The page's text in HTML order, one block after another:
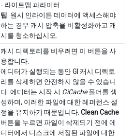
- 라이트맵 파라미터
팁: 원시 인라이튼 데이터에 액세스해야
하는 경우 캐시 압축을 비활성화하고 캐
시를 청소하십시오.
캐시 디렉토리를 비우려면 이 버튼을 사
용합니다.
에디터가 실행되는 동안 GI 캐시 디렉토
리를 삭제하면 안전하지 않을 수 있습니
다. 에디터는 시작 시 GiCache폴더를 생
성하며, 이러한 파일에 대한 레퍼런스 설
정을 유지하기 때문입니다. Clean Cache
버튼을 누르면 파일이 삭제되기 전에 에
디터에서 디스크에 저장된 파일에 대한